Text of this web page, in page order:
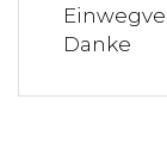
Danke